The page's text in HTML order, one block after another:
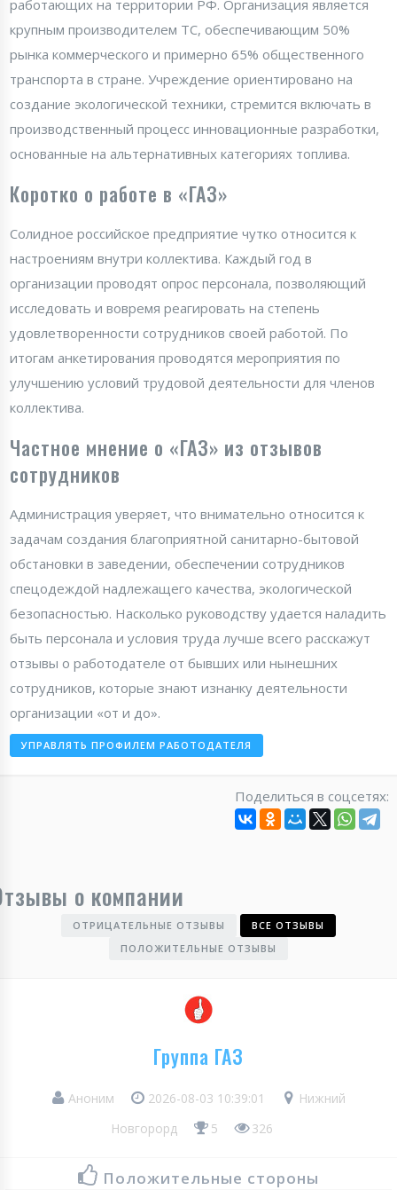
работающих на территории РФ. Организация является
крупным производителем ТС, обеспечивающим 50%
рынка коммерческого и примерно 65% общественного
транспорта в стране. Учреждение ориентировано на
создание экологической техники, стремится включать в
производственный процесс инновационные разработки,
основанные на альтернативных категориях топлива.
Коротко о работе в «ГАЗ»
Солидное российское предприятие чутко относится к
настроениям внутри коллектива. Каждый год в
организации проводят опрос персонала, позволяющий
исследовать и вовремя реагировать на степень
удовлетворенности сотрудников своей работой. По
итогам анкетирования проводятся мероприятия по
улучшению условий трудовой деятельности для членов
коллектива.
Частное мнение о «ГАЗ» из отзывов
сотрудников
Администрация уверяет, что внимательно относится к
задачам создания благоприятной санитарно-бытовой
обстановки в заведении, обеспечении сотрудников
спецодеждой надлежащего качества, экологической
безопасностью. Насколько руководству удается наладить
быть персонала и условия труда лучше всего расскажут
отзывы о работодателе от бывших или нынешних
сотрудников, которые знают изнанку деятельности
организации «от и до».
УПРАВЛЯТЬ ПРОФИЛЕМ РАБОТОДАТЕЛЯ
Поделиться в соцсетях:
о компании
ОТРИЦАТЕЛЬНЫЕ ОТЗЫВЫ
ВСЕ ОТЗЫВЫ
ПОЛОЖИТЕЛЬНЫЕ ОТЗЫВЫ
Группа ГАЗ
Аноним 2026-08-03 10:39:01
Нижний
Новгорорд
5 326
Положительные стороны